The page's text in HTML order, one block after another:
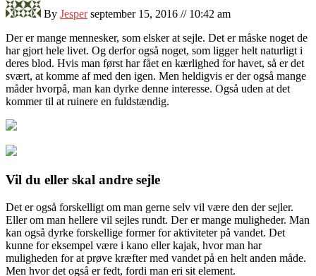
By Jesper september 15, 2016 // 10:42 am
Der er mange mennesker, som elsker at sejle. Det er måske noget de
har gjort hele livet. Og derfor også noget, som ligger helt naturligt i
deres blod. Hvis man først har fået en kærlighed for havet, så er det
svært, at komme af med den igen. Men heldigvis er der også mange
måder hvorpå, man kan dyrke denne interesse. Også uden at det
kommer til at ruinere en fuldstændig.
Vil du eller skal andre sejle
Det er også forskelligt om man gerne selv vil være den der sejler.
Eller om man hellere vil sejles rundt. Der er mange muligheder. Man
kan også dyrke forskellige former for aktiviteter på vandet. Det
kunne for eksempel være i kano eller kajak, hvor man har
muligheden for at prøve kræfter med vandet på en helt anden måde.
Men hvor det også er fedt, fordi man eri sit element.